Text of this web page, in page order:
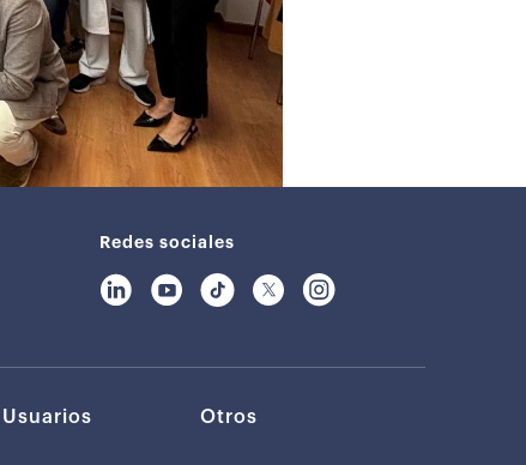
Redes sociales
Usuarios Otros